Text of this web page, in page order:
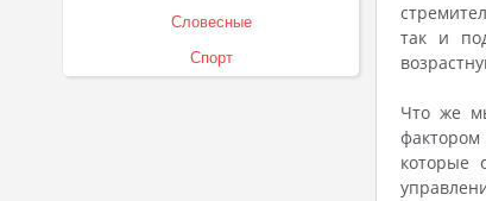
Словесные
Спорт
так и
Что же
которые